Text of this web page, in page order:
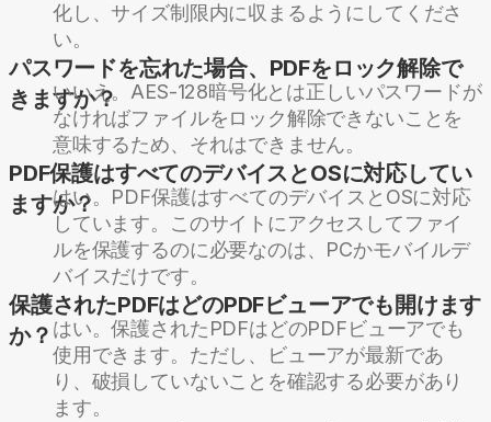
化し、サイズ制限内に収まるようにしてくださ
い。
パスワードを忘れた場合、PDFをロック解除で
きますか？
いいえ。AES-128暗号化とは正しいパスワードが
なければファイルをロック解除できないことを
意味するため、それはできません。
PDF保護はすべてのデバイスとOSに対応してい
ますか？はい。PDF保護はすべてのデバイスとOSに対応
しています。このサイトにアクセスしてファイ
ルを保護するのに必要なのは、PCかモバイルデ
バイスだけです。
保護されたPDFはどのPDFビューアでも開けます
か？ はい。保護されたPDFはどのPDFビューアでも
使用できます。ただし、ビューアが最新であ
り、破損していないことを確認する必要があり
ます。